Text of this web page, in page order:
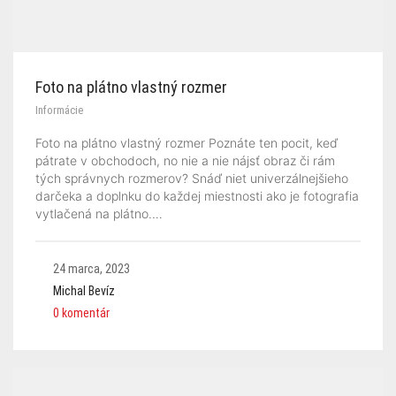
Foto na plátno vlastný rozmer
Informácie
Foto na plátno vlastný rozmer Poznáte ten pocit, keď
pátrate v obchodoch, no nie a nie nájsť obraz či rám
tých správnych rozmerov? Snáď niet univerzálnejšieho
darčeka a doplnku do každej miestnosti ako je fotografia
vytlačená na plátno.…
24 marca, 2023
Michal Bevíz
0 komentár